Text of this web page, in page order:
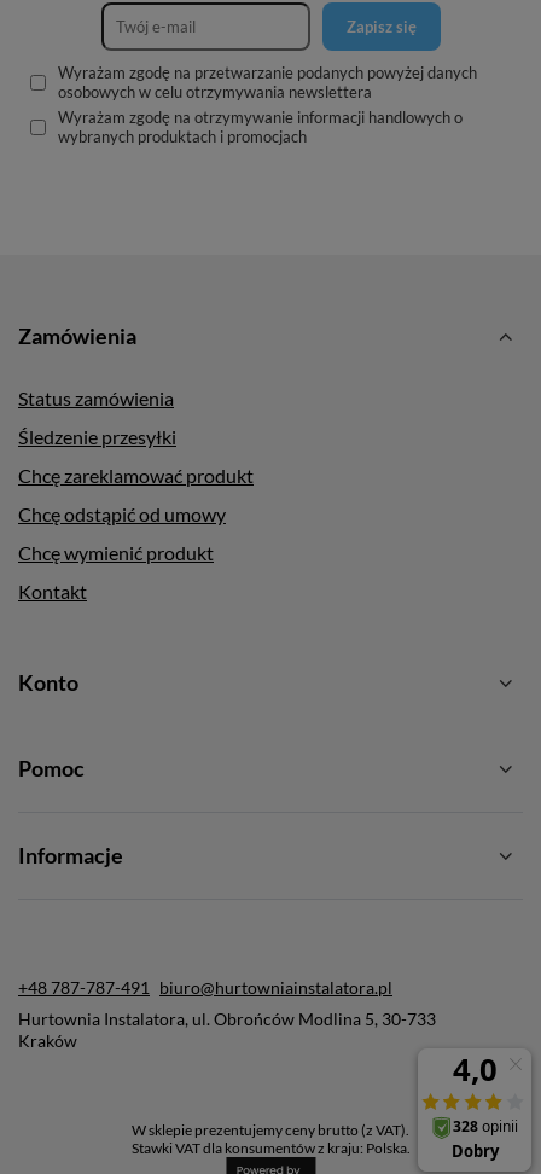
Zapisz się
Wyrażam zgodę na przetwarzanie podanych powyżej danych
osobowych w celu otrzymywania newslettera
Wyrażam zgodę na otrzymywanie informacji handlowych o
wybranych produktach i promocjach
Zamówienia
Status zamówienia
Śledzenie przesyłki
Chcę zareklamować produkt
Chcę odstąpić od umowy
Chcę wymienić produkt
Kontakt
Konto
Pomoc
Informacje
+48 787-787-491
biuro@hurtowniainstalatora.pl
Hurtownia Instalatora, ul. Obrońców Modlina 5, 30-733
Kraków
W sklepie prezentujemy ceny brutto (z VAT).
Stawki VAT dla konsumentów z kraju: Polska.